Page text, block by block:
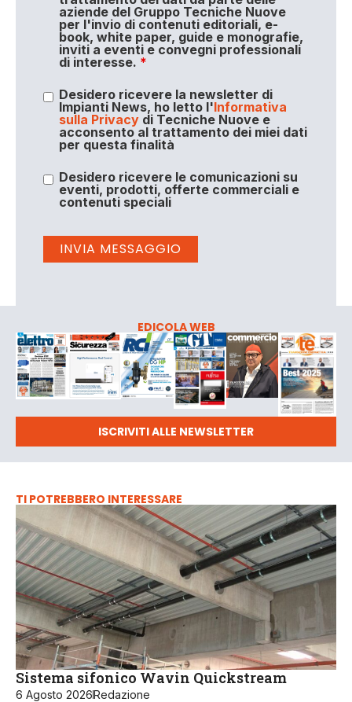
aziende del Gruppo Tecniche Nuove
per l'invio di contenuti editoriali, e-
book, white paper, guide e monografie,
inviti a eventi e convegni professionali
di interesse. *
Desidero ricevere la newsletter di
Impianti News, ho letto l'Informativa
sulla Privacydi Tecniche Nuove e
acconsento al trattamento dei miei dati
per questa finalità
Desidero ricevere le comunicazioni su
eventi, prodotti, offerte commerciali e
contenuti speciali
EDICOLA WEB
ISCRIVITI ALLE NEWSLETTER
TI POTREBBERO INTERESSARE
Sistema sifonico Wavin Quickstream
6 Agosto 2026Redazione